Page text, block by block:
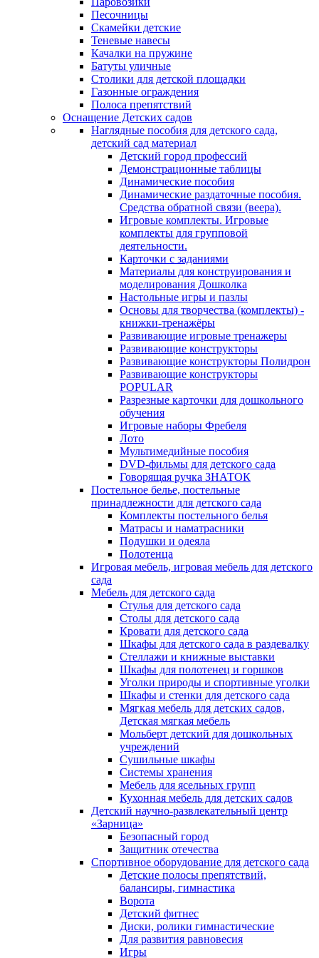
Песочницы
Скамейки детские
Теневые навесы
Качалки на пружине
Батуты уличные
Столики для детской площадки
Газонные ограждения
Полоса препятствий
Оснащение Детских садов
Наглядные пособия для детского сада,
детский сад материал
Детский город профессий
Демонстрационные таблицы
Динамические пособия
Динамические раздаточные пособия.
Средства обратной связи (веера).
Игровые комплекты. Игровые
комплекты для групповой
деятельности.
Карточки с заданиями
Материалы для конструирования и
моделирования Дошколка
Настольные игры и пазлы
Основы для творчества (комплекты) -
книжки-тренажёры
Развивающие игровые тренажеры
Развивающие конструкторы
Развивающие конструкторы Полидрон
Развивающие конструкторы
POPULAR
Разрезные карточки для дошкольного
обучения
Игровые наборы Фребеля
Лото
Мультимедийные пособия
DVD-фильмы для детского сада
Говорящая ручка ЗНАТОК
Постельное белье, постельные
принадлежности для детского сада
Комплекты постельного белья
Матрасы и наматрасники
Подушки и одеяла
Полотенца
Игровая мебель, игровая мебель для детского
сада
Мебель для детского сада
Стулья для детского сада
Столы для детского сада
Кровати для детского сада
Шкафы для детского сада в раздевалку
Стеллажи и книжные выставки
Шкафы для полотенец и горшков
Уголки природы и спортивные уголки
Шкафы и стенки для детского сада
Мягкая мебель для детских садов,
Детская мягкая мебель
Мольберт детский для дошкольных
учреждений
Сушильные шкафы
Системы хранения
Мебель для ясельных групп
Кухонная мебель для детских садов
Детский научно-развлекательный центр
«Зарница»
Безопасный город
Защитник отечества
Спортивное оборудование для детского сада
Детские полосы препятствий,
балансиры, гимнастика
Ворота
Детский фитнес
Диски, ролики гимнастические
Для развития равновесия
Игры